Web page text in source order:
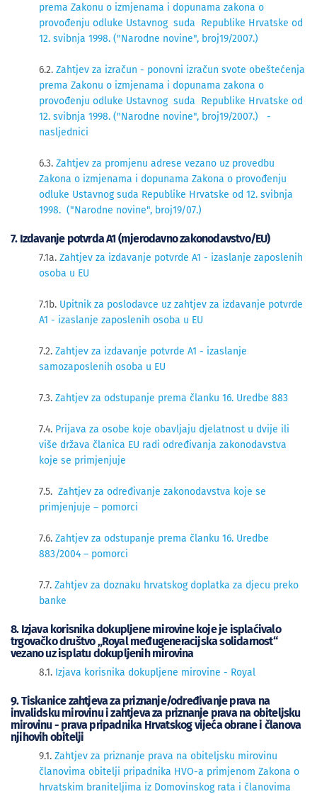
prema Zakonu o izmjenama i dopunama zakona o
provođenju odluke Ustavnog suda Republike Hrvatske od
12. svibnja 1998. ("Narodne novine", broj19/2007.)
6.2. Zahtjev za izračun - ponovni izračun svote obeštećenja
prema Zakonu o izmjenama i dopunama zakona o
provođenju odluke Ustavnog suda Republike Hrvatske od
12. svibnja 1998. ("Narodne novine", broj19/2007.) -
nasljednici
6.3. Zahtjev za promjenu adrese vezano uz provedbu
Zakona o izmjenama i dopunama Zakona o provođenju
odluke Ustavnog suda Republike Hrvatske od 12. svibnja
1998. ("Narodne novine", broj19/07.)
7. Izdavanje potvrda A1 (mjerodavno zakonodavstvo/EU)
7.1a. Zahtjev za izdavanje potvrde A1 - izaslanje zaposlenih
osoba u EU
7.1b. Upitnik za poslodavce uz zahtjev za izdavanje potvrde
A1 - izaslanje zaposlenih osoba u EU
7.2. Zahtjev za izdavanje potvrde A1 - izaslanje
samozaposlenih osoba u EU
7.3. Zahtjev za odstupanje prema članku 16. Uredbe 883
7.4. Prijava za osobe koje obavljaju djelatnost u dvije ili
više država članica EU radi određivanja zakonodavstva
koje se primjenjuje
7.5. Zahtjev za određivanje zakonodavstva koje se
primjenjuje – pomorci
7.6. Zahtjev za odstupanje prema članku 16. Uredbe
883/2004 – pomorci
7.7. Zahtjev za doznaku hrvatskog doplatka za djecu preko
banke
8. Izjava korisnika dokupljene mirovine koje je isplaćivalo
trgovačko društvo „Royal međugeneracijska solidarnost“
vezano uz isplatu dokupljenih mirovina
8.1. Izjava korisnika dokupljene mirovine - Royal
9. Tiskanice zahtjeva za priznanje/određivanje prava na
invalidsku mirovinu i zahtjeva za priznanje prava na obiteljsku
mirovinu - prava pripadnika Hrvatskog vijeća obrane i članova
njihovih obitelji
9.1. Zahtjev za priznanje prava na obiteljsku mirovinu
članovima obitelji pripadnika HVO-a primjenom Zakona o
hrvatskim braniteljima iz Domovinskog rata i članovima